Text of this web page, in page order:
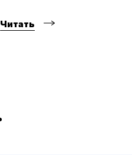
Читать